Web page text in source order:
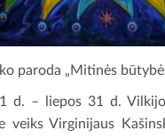
paroda „Mitinės
d. – liepos 31 d.
veiks Virginijaus